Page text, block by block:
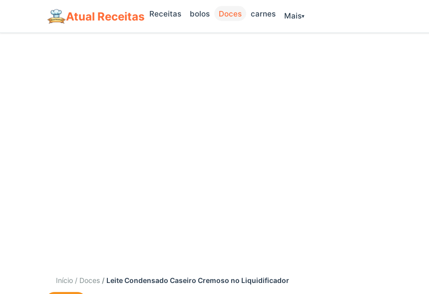
Atual Receitas Receitas bolos Doces carnes Mais
Início Doces Leite Condensado Caseiro Cremoso no Liquidificador